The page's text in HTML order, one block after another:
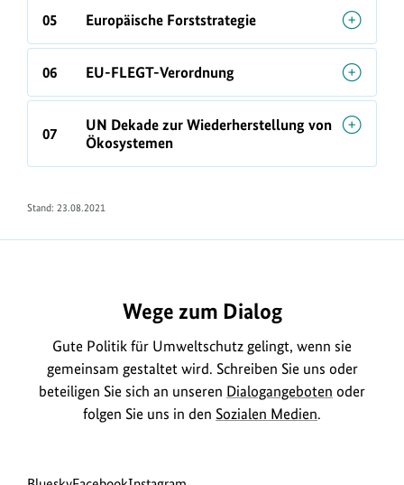
05 Europäische Forststrategie
06 EU-FLEGT-Verordnung
07
UN Dekade zur Wiederherstellung von
Ökosystemen
Stand: 23.08.2021
Wege zum Dialog
Gute Politik für Umweltschutz gelingt, wenn sie
gemeinsam gestaltet wird. Schreiben Sie uns oder
beteiligen Sie sich an unseren Dialogangeboten oder
folgen Sie uns in den Sozialen Medien.